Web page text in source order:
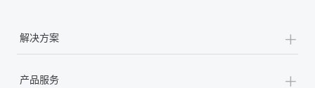
解决方案 +
产品服务 +